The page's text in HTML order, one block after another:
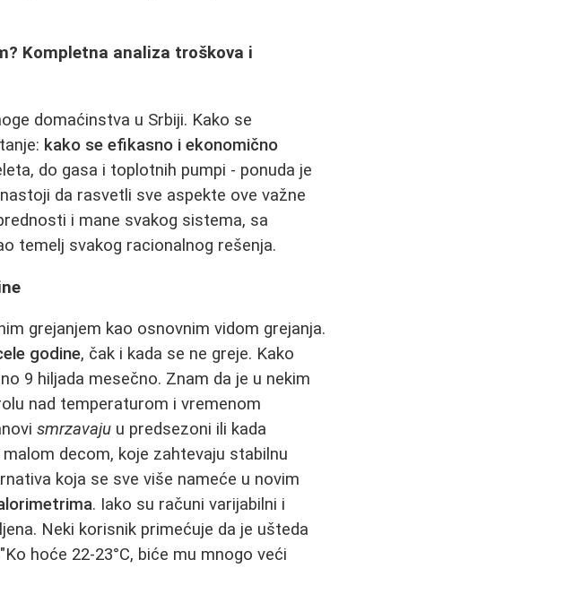
Kompletna analiza troškova i
domaćinstva u Srbiji. Kako se
kako se efikasno i ekonomično
do gasa i toplotnih pumpi - ponuda je
da rasvetli sve aspekte ove važne
i mane svakog sistema, sa
temelj svakog racionalnog rešenja.
grejanjem kao osnovnim vidom grejanja.
godine, čak i kada se ne greje. Kako
9 hiljada mesečno. Znam da je u nekim
nad temperaturom i vremenom
smrzavaju u predsezoni ili kada
decom, koje zahtevaju stabilnu
koja se sve više nameće u novim
. Iako su računi varijabilni i
Neki korisnik primećuje da je ušteda
hoće 22-23°C, biće mu mnogo veći